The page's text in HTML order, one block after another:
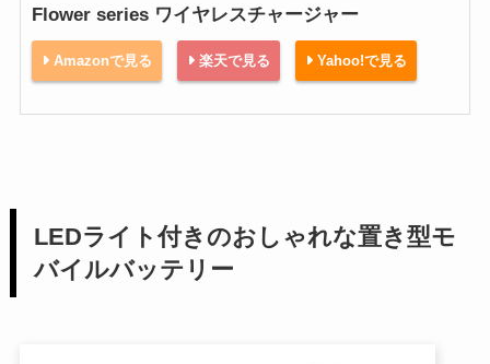
Flower series ワイヤレスチャージャー
Amazonで見る 楽天で見る Yahoo!で見る
LEDライト付きのおしゃれな置き型モ
バイルバッテリー